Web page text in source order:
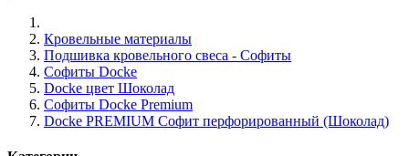
Кровельные материалы
Подшивка кровельного свеса - Софиты
Софиты Docke
Docke цвет Шоколад
Софиты Docke Premium
Docke PREMIUM Софит перфорированный (Шоколад)